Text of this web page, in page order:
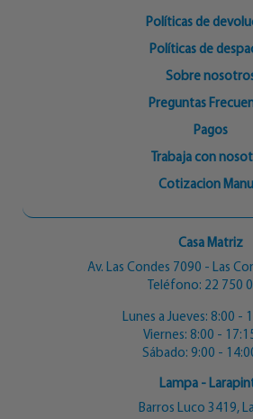
Políticas de
Políticas de
Sobre
Preguntas
Pagos
Trabaja con
Cotizacion
Casa Matriz
Av. Las Condes 7090 - Las
Teléfono: 22 750
Lunes a Jueves: 8:00 -
Viernes: 8:00 -
Sábado: 9:00 -
Lampa -
Barros Luco 3419,